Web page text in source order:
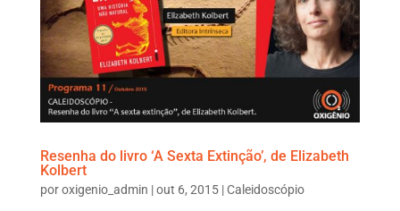
Resenha do livro ‘A Sexta Extinção’, de Elizabeth
Kolbert
poroxigenio_admin |out 6, 2015|Caleidoscópio